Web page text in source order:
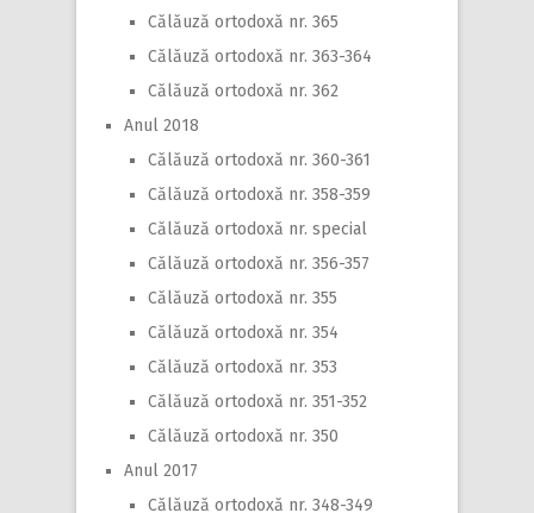
Călăuză ortodoxă nr. 365
Călăuză ortodoxă nr. 363-364
Călăuză ortodoxă nr. 362
Anul 2018
Călăuză ortodoxă nr. 360-361
Călăuză ortodoxă nr. 358-359
Călăuză ortodoxă nr. special
Călăuză ortodoxă nr. 356-357
Călăuză ortodoxă nr. 355
Călăuză ortodoxă nr. 354
Călăuză ortodoxă nr. 353
Călăuză ortodoxă nr. 351-352
Călăuză ortodoxă nr. 350
Anul 2017
Călăuză ortodoxă nr. 348-349